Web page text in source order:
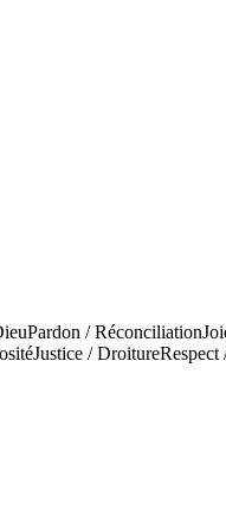
Pardon / Réconciliation
Justice / DroitureRespect